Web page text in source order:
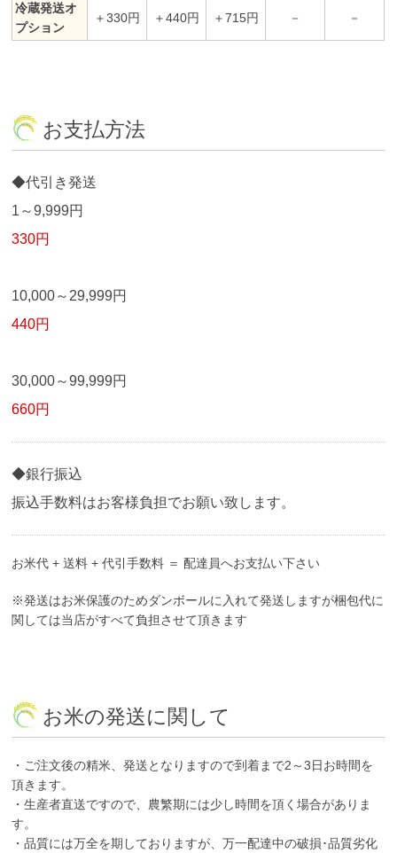
冷蔵発送オ
プション
＋330円 ＋440円 ＋715円 － －
お支払方法
◆代引き発送
1～9,999円
330円
10,000～29,999円
440円
30,000～99,999円
660円
◆銀行振込
振込手数料はお客様負担でお願い致します。
お米代 + 送料 + 代引手数料 ＝ 配達員へお支払い下さい
※発送はお米保護のためダンボールに入れて発送しますが梱包代に
関しては当店がすべて負担させて頂きます
お米の発送に関して
・ご注文後の精米、発送となりますので到着まで2～3日お時間を
頂きます。
・生産者直送ですので、農繁期には少し時間を頂く場合がありま
す。
・品質には万全を期しておりますが、万一配達中の破損･品質劣化